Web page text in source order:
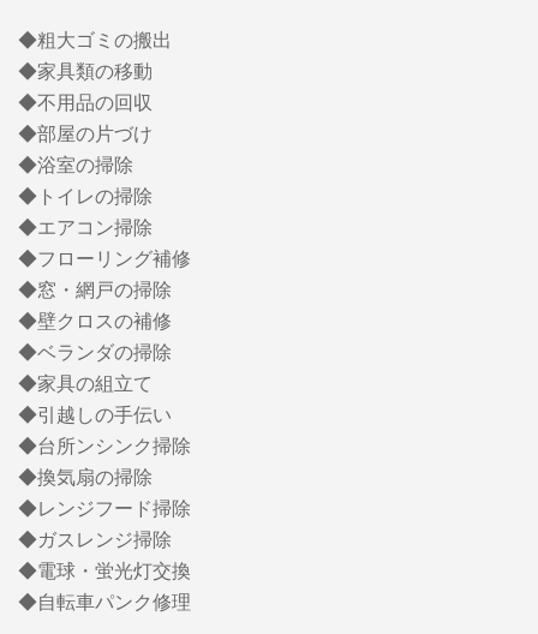
◆粗大ゴミの搬出
◆家具類の移動
◆不用品の回収
◆部屋の片づけ
◆浴室の掃除
◆トイレの掃除
◆エアコン掃除
◆フローリング補修
◆窓・網戸の掃除
◆壁クロスの補修
◆ベランダの掃除
◆家具の組立て
◆引越しの手伝い
◆台所ンシンク掃除
◆換気扇の掃除
◆レンジフード掃除
◆ガスレンジ掃除
◆電球・蛍光灯交換
◆自転車パンク修理